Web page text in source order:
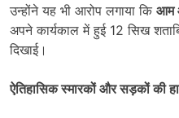
उन्होंने यह भी आरोप लगाया कि आम
अपने कार्यकाल में हुई 12 सिख
दिखाई।
ऐतिहासिक स्मारकों और सड़कों की